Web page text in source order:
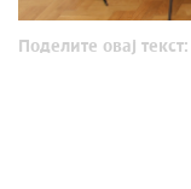
Поделите овај текст: